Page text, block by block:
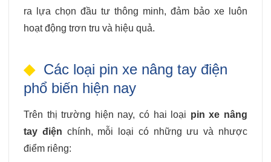
ra lựa chọn đầu tư thông minh, đảm bảo xe luôn
hoạt động trơn tru và hiệu quả.
Các loại pin xe nâng tay điện
phổ biến hiện nay
Trên thị trường hiện nay, có hai loại pin xe nâng
tay điện chính, mỗi loại có những ưu và nhược
điểm riêng: